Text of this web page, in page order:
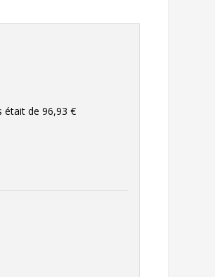
était de96,93 €